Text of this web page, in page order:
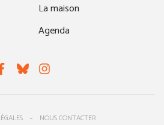
La maison
Agenda
BlueskyInstagram
NOUS CONTACTER